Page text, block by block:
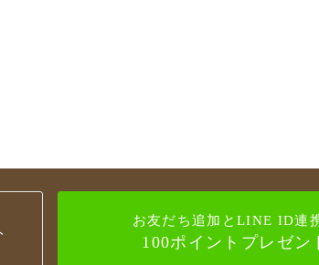
お友だち追加とLINE ID連
100ポイントプレゼン